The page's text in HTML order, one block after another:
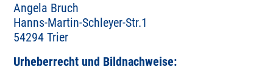
Angela Bruch
Hanns-Martin-Schleyer-Str.1
54294 Trier
Urheberrecht und Bildnachweise: